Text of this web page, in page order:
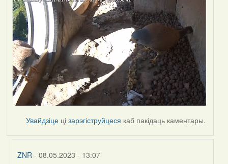
Увайдзіце цізарэгіструйцеся каб пакідаць каментары.
ZNR - 08.05.2023 - 13:07